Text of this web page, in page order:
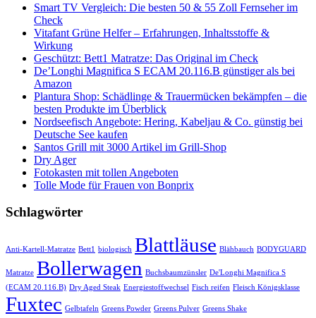
Smart TV Vergleich: Die besten 50 & 55 Zoll Fernseher im
Check
Vitafant Grüne Helfer – Erfahrungen, Inhaltsstoffe &
Wirkung
Geschützt: Bett1 Matratze: Das Original im Check
De’Longhi Magnifica S ECAM 20.116.B günstiger als bei
Amazon
Plantura Shop: Schädlinge & Trauermücken bekämpfen – die
besten Produkte im Überblick
Nordseefisch Angebote: Hering, Kabeljau & Co. günstig bei
Deutsche See kaufen
Santos Grill mit 3000 Artikel im Grill-Shop
Dry Ager
Fotokasten mit tollen Angeboten
Tolle Mode für Frauen von Bonprix
Schlagwörter
Anti-Kartell-Matratze Bett1 biologisch Blattläuse Blähbauch BODYGUARD
Matratze Bollerwagen Buchsbaumzünsler De'Longhi Magnifica S
(ECAM 20.116.B) Dry Aged Steak Energiestoffwechsel Fisch reifen Fleisch Königsklasse
Fuxtec Gelbtafeln Greens Powder Greens Pulver Greens Shake